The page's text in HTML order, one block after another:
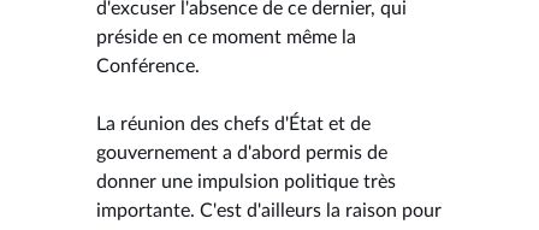
d'excuser l'absence de ce dernier, qui
préside en ce moment même la
Conférence.
La réunion des chefs d'État et de
gouvernement a d'abord permis de
donner une impulsion politique très
importante. C'est d'ailleurs la raison pour